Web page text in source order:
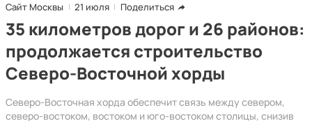
Сайт Москвы 21 июля Поделиться
35 километров дорог и 26 районов:
продолжается строительство
Северо-Восточной хорды
Северо-Восточная хорда обеспечит связь между севером,
северо-востоком, востоком и юго-востоком столицы, снизив